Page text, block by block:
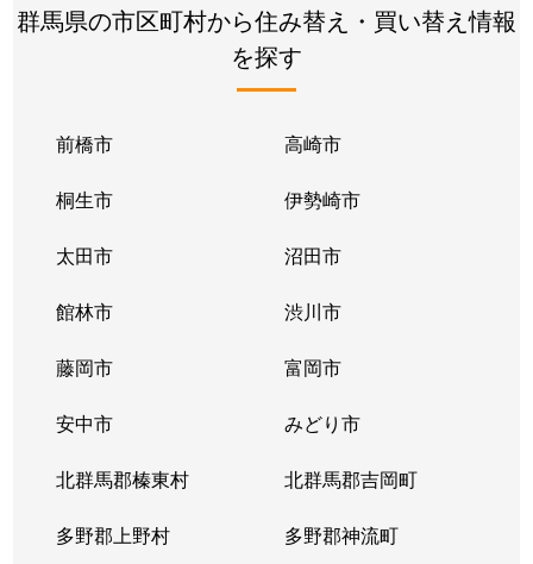
群馬県の市区町村から住み替え・買い替え情報
を探す
前橋市 高崎市
桐生市 伊勢崎市
太田市 沼田市
館林市 渋川市
藤岡市 富岡市
安中市 みどり市
北群馬郡榛東村 北群馬郡吉岡町
多野郡上野村 多野郡神流町